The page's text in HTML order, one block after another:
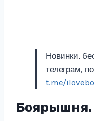
Новинки,
телеграм,
t.me/
Боярышня.